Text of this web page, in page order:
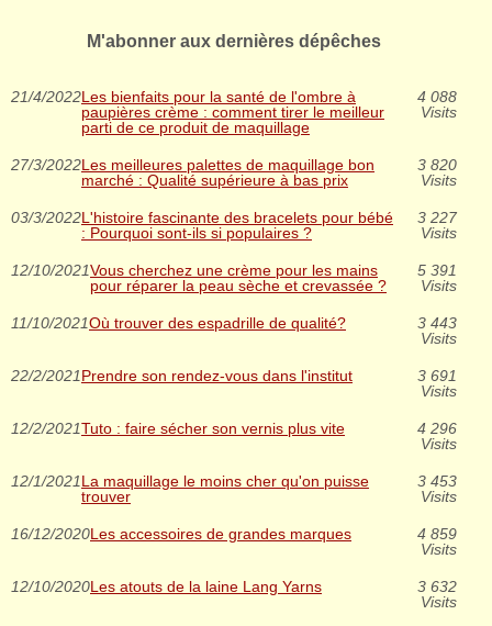
M'abonner aux dernières dépêches
21/4/2022Les bienfaits pour la santé de l'ombre à
paupières crème : comment tirer le meilleur
parti de ce produit de maquillage
4 088
Visits
27/3/2022Les meilleures palettes de maquillage bon
marché : Qualité supérieure à bas prix
3 820
Visits
03/3/2022L'histoire fascinante des bracelets pour bébé
: Pourquoi sont-ils si populaires ?
3 227
Visits
12/10/2021Vous cherchez une crème pour les mains
pour réparer la peau sèche et crevassée ?
5 391
Visits
11/10/2021Où trouver des espadrille de qualité?
3 443
Visits
22/2/2021Prendre son rendez-vous dans l'institut
3 691
Visits
12/2/2021Tuto : faire sécher son vernis plus vite
4 296
Visits
12/1/2021La maquillage le moins cher qu'on puisse
trouver
3 453
Visits
16/12/2020Les accessoires de grandes marques
4 859
Visits
12/10/2020Les atouts de la laine Lang Yarns
3 632
Visits